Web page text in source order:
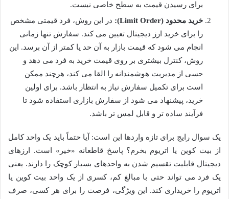
برای رسیدن قیمت به سطح خاصی نیست.
خرید محدود (Limit Order):
در این روش، فرد قیمتی مشخص
را برای خرید ارز دیجیتال تعیین می کند. سفارش تنها زمانی
انجام می شود که قیمت بازار به آن حد یا کمتر از آن برسد. این
روش، کنترل بیشتری بر روی قیمت خرید به فرد می دهد و
حسی از مدیریت هوشمندانه را القا می کند، هرچند ممکن
است برای تکمیل سفارش نیاز به انتظار باشد. برای اولین
خرید، پیشنهاد می شود از سفارش بازاری استفاده شود تا
فرآیند ساده تر و قابل لمس تر باشد.
یک سوال رایج برای تازه واردها این است: آیا حتماً باید یک واحد کامل
از بیت کوین یا اتریوم بخرم؟ پاسخ قاطعانه «خیر» است. ارزهای
دیجیتال قابلیت تقسیم شدن به واحدهای بسیار کوچک را دارند. یعنی
یک فرد می تواند حتی با مبالغ کم، کسری از یک واحد بیت کوین یا
اتریوم را خریداری کند. این ویژگی، فرصت را برای هر کسی، صرف